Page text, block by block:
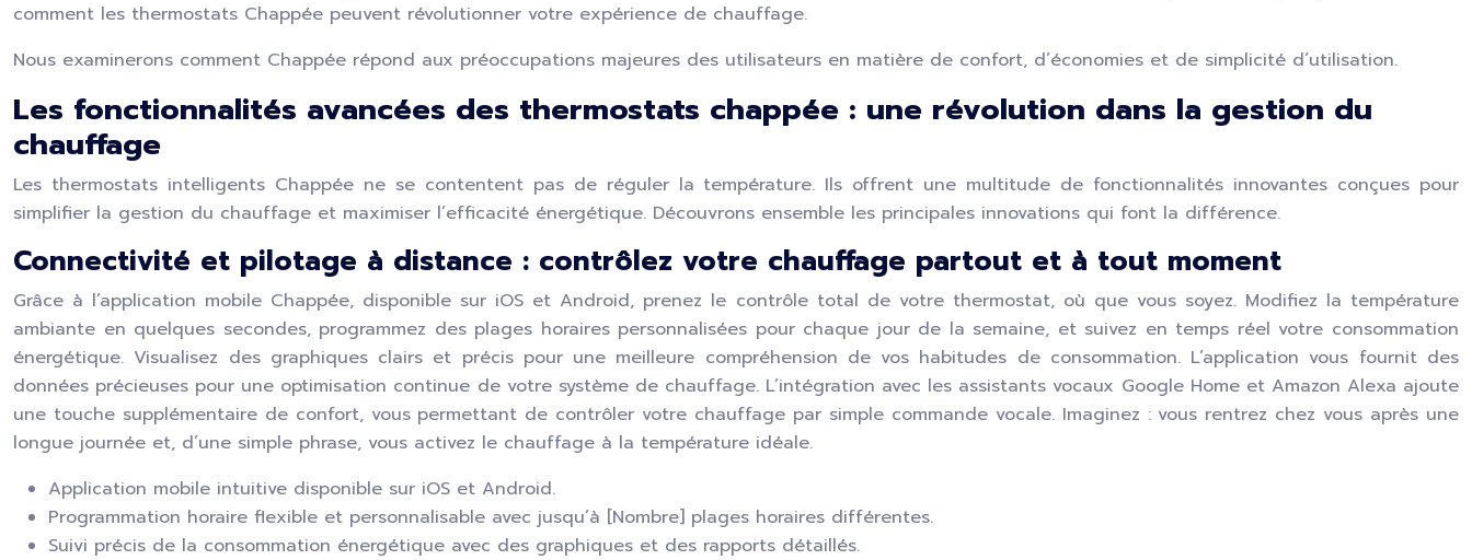
comment les thermostats Chappée peuvent révolutionner votre expérience de chauffage.
Nous examinerons comment Chappée répond aux préoccupations majeures des utilisateurs en matière de confort, d’économies et de simplicité d’utilisation.
Les fonctionnalités avancées des thermostats chappée : une révolution dans la gestion du
chauffage
Les thermostats intelligents Chappée ne se contentent pas de réguler la température. Ils offrent une multitude de fonctionnalités innovantes conçues pour
simplifier la gestion du chauffage et maximiser l’efficacité énergétique. Découvrons ensemble les principales innovations qui font la différence.
Connectivité et pilotage à distance : contrôlez votre chauffage partout et à tout moment
Grâce à l’application mobile Chappée, disponible sur iOS et Android, prenez le contrôle total de votre thermostat, où que vous soyez. Modifiez la température
ambiante en quelques secondes, programmez des plages horaires personnalisées pour chaque jour de la semaine, et suivez en temps réel votre consommation
énergétique. Visualisez des graphiques clairs et précis pour une meilleure compréhension de vos habitudes de consommation. L’application vous fournit des
données précieuses pour une optimisation continue de votre système de chauffage. L’intégration avec les assistants vocaux Google Home et Amazon Alexa ajoute
une touche supplémentaire de confort, vous permettant de contrôler votre chauffage par simple commande vocale. Imaginez : vous rentrez chez vous après une
longue journée et, d’une simple phrase, vous activez le chauffage à la température idéale.
Application mobile intuitive disponible sur iOS et Android.
Programmation horaire flexible et personnalisable avec jusqu’à [Nombre] plages horaires différentes.
Suivi précis de la consommation énergétique avec des graphiques et des rapports détaillés.